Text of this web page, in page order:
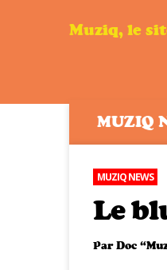
Muziq, le
MUZIQ
MUZIQ NEWS
Le
ParDoc